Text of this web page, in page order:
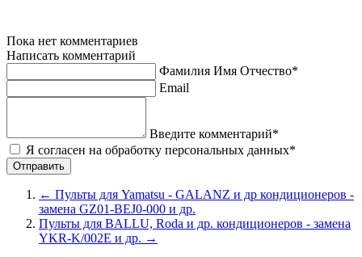
Пока нет комментариев
Написать комментарий
Фамилия Имя Отчество*
Email
Введите комментарий*
Я согласен на обработку персональных данных*
← Пульты для Yamatsu - GALANZ и др кондиционеров -
замена GZ01-BEJ0-000 и др.
Пульты для BALLU, Roda и др. кондиционеров - замена
YKR-K/002E и др. →